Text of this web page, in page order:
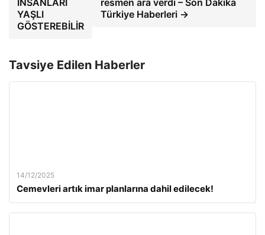
İNSANLARI
YAŞLI
GÖSTEREBİLİR
resmen ara verdi – Son Dakika
Türkiye Haberleri →
Tavsiye Edilen Haberler
14/12/2025
Cemevleri artık imar planlarına dahil edilecek!